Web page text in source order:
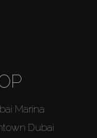
Marina
Dubai